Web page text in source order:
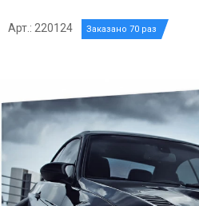
Арт.: 220124 Заказано 70 раз